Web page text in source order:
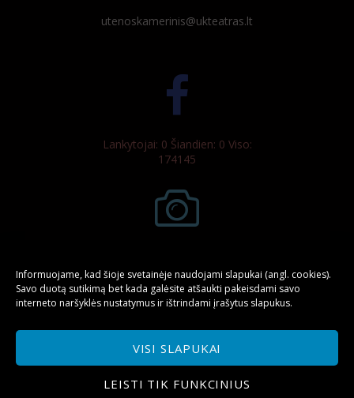
Informuojame, kad šioje svetainėje naudojami slapukai (angl. cookies).
Savo duotą sutikimą bet kada galėsite atšaukti pakeisdami savo
interneto naršyklės nustatymus ir ištrindami įrašytus slapukus.
VISI SLAPUKAI
LEISTI TIK FUNKCINIUS
utenoskamerinis@ukteatras.lt
Lankytojai: 0 Šiandien: 0 Viso:
174145
D. Maračinskas
V. Mintaučkis
Apie teatrą Teatro trupė Renginiai ir koncertai